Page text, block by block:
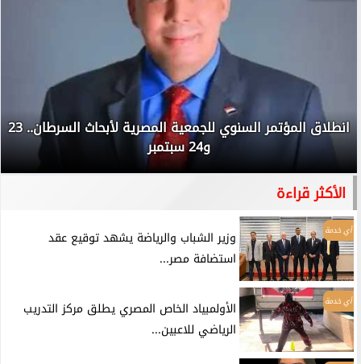
انطلاق المؤتمر السنوي للجمعية المصرية لأبحاث السرطان.. 23
و24 سبتمبر
الأكثر قراءة
أي خدمة
وزير الشباب والرياضة يشهد توقيع عقد
استضافة مصر...
أي خدمة
الأولمبياد الخاص المصري يطلق مركز التدريب
الرياضي للاعبين...